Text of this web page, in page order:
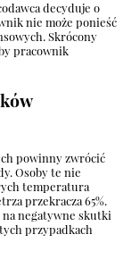
decyduje o
nie może ponieść
Skrócony
pracownik
powinny zwrócić
Osoby te nie
temperatura
przekracza 65%.
na negatywne skutki
przypadkach